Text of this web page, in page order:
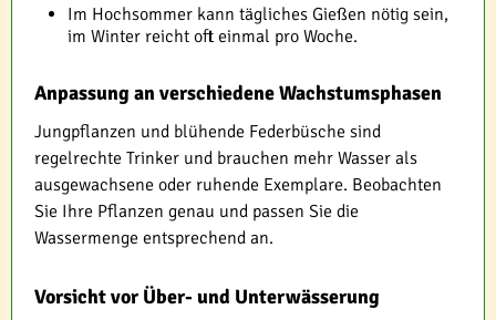
Im Hochsommer kann tägliches Gießen nötig sein,
im Winter reicht oft einmal pro Woche.
Anpassung an verschiedene Wachstumsphasen
Jungpflanzen und blühende Federbüsche sind
regelrechte Trinker und brauchen mehr Wasser als
ausgewachsene oder ruhende Exemplare. Beobachten
Sie Ihre Pflanzen genau und passen Sie die
Wassermenge entsprechend an.
Vorsicht vor Über- und Unterwässerung